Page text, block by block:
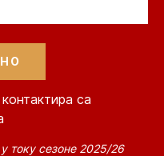
са
току сезоне 2025/26